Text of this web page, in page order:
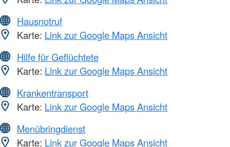
Hausnotruf
Karte: Link zur Google Maps Ansicht
Hilfe für Geflüchtete
Karte: Link zur Google Maps Ansicht
Krankentransport
Karte: Link zur Google Maps Ansicht
Menübringdienst
Karte: Link zur Google Maps Ansicht